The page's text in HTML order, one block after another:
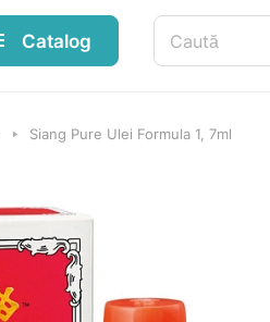
Catalog
Siang Pure Ulei Formula 1, 7ml